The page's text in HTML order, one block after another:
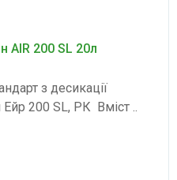
AIR 200 SL 20л
з десикації
Ейр 200 SL, РК Вміст ..